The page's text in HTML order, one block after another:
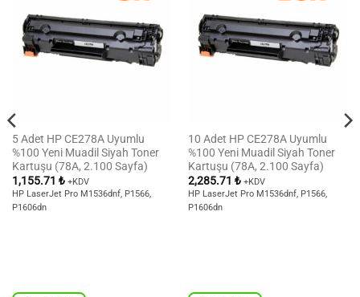
5 Adet HP CE278A Uyumlu
%100 Yeni Muadil Siyah Toner
Kartuşu (78A, 2.100 Sayfa)
1,155.71 ₺ +KDV
HP LaserJet Pro M1536dnf, P1566,
P1606dn
10 Adet HP CE278A Uyumlu
%100 Yeni Muadil Siyah Toner
Kartuşu (78A, 2.100 Sayfa)
2,285.71 ₺ +KDV
HP LaserJet Pro M1536dnf, P1566,
P1606dn